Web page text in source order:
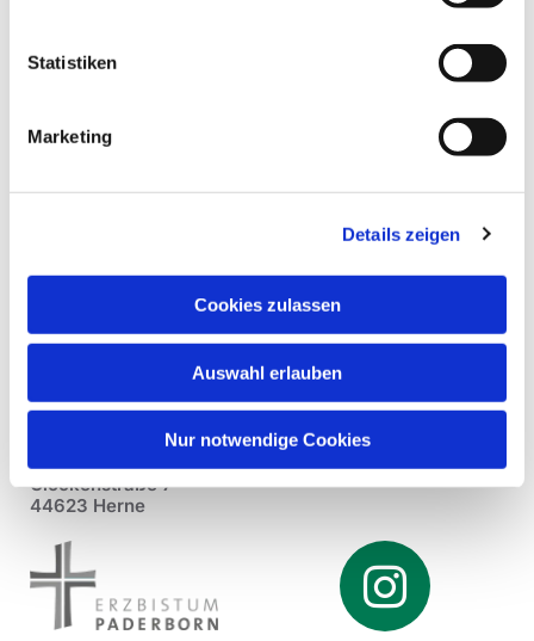
Statistiken
Marketing
Details zeigen
Cookies zulassen
Auswahl erlauben
Nur notwendige Cookies
Glockenstraße 7
44623 Herne